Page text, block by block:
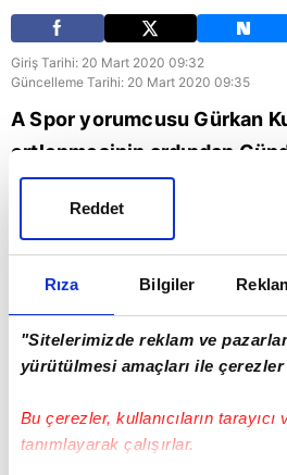
Rıza Bilgiler
"Sitelerimizde reklam ve
yürütülmesi amaçları ile çerezler
Bu çerezler, kullanıcıların tarayıcı
tanımlayarak çalışırlar.
Reddet
Giriş Tarihi: 20 Mart 2020 09:32
Güncelleme Tarihi: 20 Mart 2020 09:35
A Spor yorumcusu Gürkan
ertlenmesinin ardından
programında
Liglerin başlamasıyla ilgili
"Ligler başlamadan önce 3-4
periyodu gerekecek."